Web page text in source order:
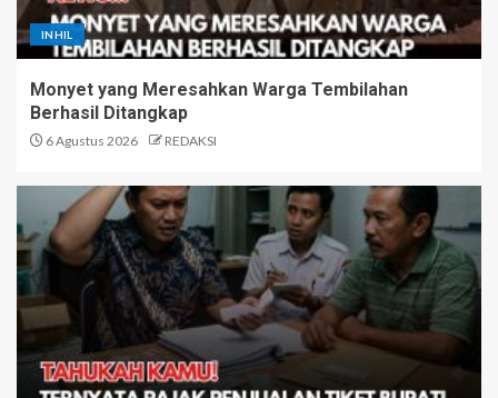
INHIL
Monyet yang Meresahkan Warga Tembilahan
Berhasil Ditangkap
6 Agustus 2026 REDAKSI